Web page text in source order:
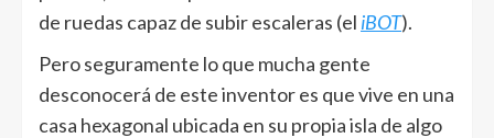
de ruedas capaz de subir escaleras (el iBOT).
Pero seguramente lo que mucha gente
desconocerá de este inventor es que vive en una
casa hexagonal ubicada en su propia isla de algo